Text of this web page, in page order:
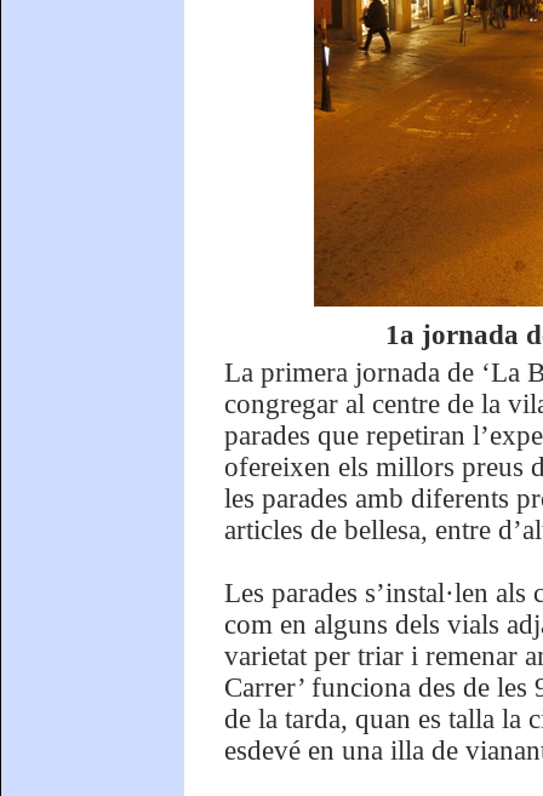
1a jornada
La primera jornada de ‘La
congregar al centre de la
parades que repetiran
ofereixen els millors preus
les parades amb diferents
articles de bellesa, entre
Les parades s’instal·len
com en alguns dels vials
varietat per triar i remenar
Carrer’ funciona des de
de la tarda, quan es talla la
esdevé en una illa de